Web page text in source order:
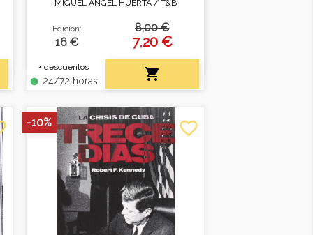
MIGUEL ÁNGEL HUERTA / T&B
Edición:
16 €
+ descuentos
fiber_manual_record 24/72 horas
8,00 €
7,20 €

Historia crítica del cine
documental alemán (1896-
favorite_border
-10%